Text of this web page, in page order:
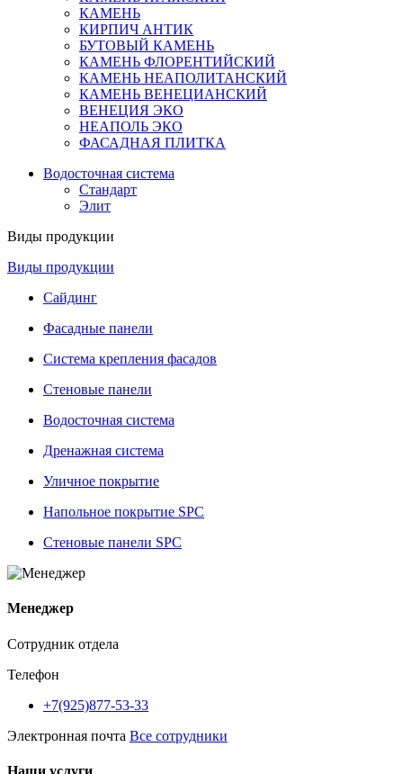
КАМЕНЬ
КИРПИЧ АНТИК
БУТОВЫЙ КАМЕНЬ
КАМЕНЬ ФЛОРЕНТИЙСКИЙ
КАМЕНЬ НЕАПОЛИТАНСКИЙ
КАМЕНЬ ВЕНЕЦИАНСКИЙ
ВЕНЕЦИЯ ЭКО
НЕАПОЛЬ ЭКО
ФАСАДНАЯ ПЛИТКА
Водосточная система
Стандарт
Элит
Виды продукции
Виды продукции
Сайдинг
Фасадные панели
Система крепления фасадов
Стеновые панели
Водосточная система
Дренажная система
Уличное покрытие
Напольное покрытие SPC
Стеновые панели SPC
Менеджер
Сотрудник отдела
Телефон
+7(925)877-53-33
Электронная почта Все сотрудники
Наши услуги